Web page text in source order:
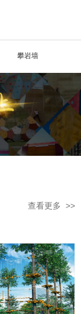
攀岩墙
查看更多 >>